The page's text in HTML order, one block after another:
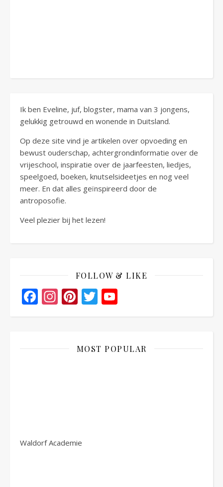
Ik ben Eveline, juf, blogster, mama van 3 jongens,
gelukkig getrouwd en wonende in Duitsland.
Op deze site vind je artikelen over opvoeding en
bewust ouderschap, achtergrondinformatie over de
vrijeschool, inspiratie over de jaarfeesten, liedjes,
speelgoed, boeken, knutselsideetjes en nog veel
meer. En dat alles geïnspireerd door de
antroposofie.
Veel plezier bij het lezen!
FOLLOW & LIKE
Facebook
Instagram
Pinterest
Twitter
Channel
MOST POPULAR
Waldorf Academie